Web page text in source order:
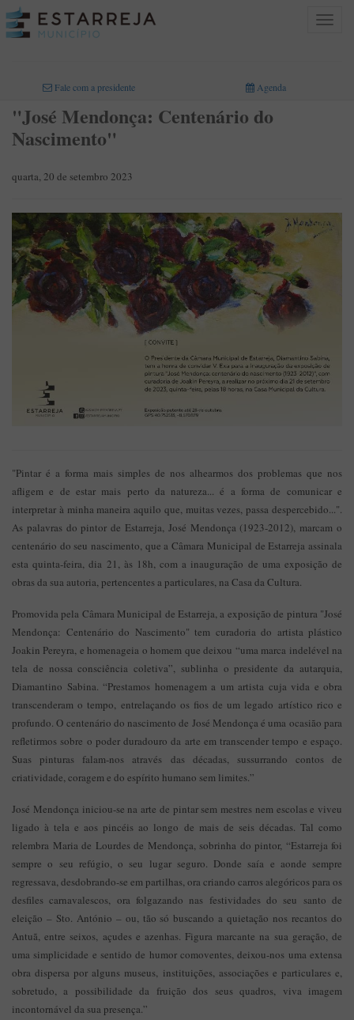
Toggle
Fale com a presidente Agenda
"José Mendonça: Centenário do
Nascimento"
quarta, 20 de setembro 2023
"Pintar é a forma mais simples de nos alhearmos dos problemas que nos
afligem e de estar mais perto da natureza... é a forma de comunicar e
interpretar à minha maneira aquilo que, muitas vezes, passa despercebido...".
As palavras do pintor de Estarreja, José Mendonça (1923-2012), marcam o
centenário do seu nascimento, que a Câmara Municipal de Estarreja assinala
esta quinta-feira, dia 21, às 18h, com a inauguração de uma exposição de
obras da sua autoria, pertencentes a particulares, na Casa da Cultura.
Promovida pela Câmara Municipal de Estarreja, a exposição de pintura "José
Mendonça: Centenário do Nascimento" tem curadoria do artista plástico
Joakin Pereyra, e homenageia o homem que deixou “uma marca indelével na
tela de nossa consciência coletiva”, sublinha o presidente da autarquia,
Diamantino Sabina. “Prestamos homenagem a um artista cuja vida e obra
transcenderam o tempo, entrelaçando os fios de um legado artístico rico e
profundo. O centenário do nascimento de José Mendonça é uma ocasião para
refletirmos sobre o poder duradouro da arte em transcender tempo e espaço.
Suas pinturas falam-nos através das décadas, sussurrando contos de
criatividade, coragem e do espírito humano sem limites.”
José Mendonça iniciou-se na arte de pintar sem mestres nem escolas e viveu
ligado à tela e aos pincéis ao longo de mais de seis décadas. Tal como
relembra Maria de Lourdes de Mendonça, sobrinha do pintor, “Estarreja foi
sempre o seu refúgio, o seu lugar seguro. Donde saía e aonde sempre
regressava, desdobrando-se em partilhas, ora criando carros alegóricos para os
desfiles carnavalescos, ora folgazando nas festividades do seu santo de
eleição – Sto. António – ou, tão só buscando a quietação nos recantos do
Antuã, entre seixos, açudes e azenhas. Figura marcante na sua geração, de
uma simplicidade e sentido de humor comoventes, deixou-nos uma extensa
obra dispersa por alguns museus, instituições, associações e particulares e,
sobretudo, a possibilidade da fruição dos seus quadros, viva imagem
incontornável da sua presença.”